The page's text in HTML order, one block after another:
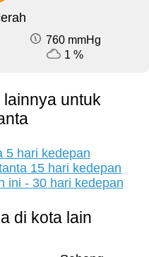
760 mmHg
1 %
untuk
5 hari kedepan
15 hari kedepan
ini - 30 hari kedepan
di kota lain